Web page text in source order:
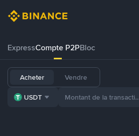
ExpressCompte P2PBloc
Acheter Vendre
USDT